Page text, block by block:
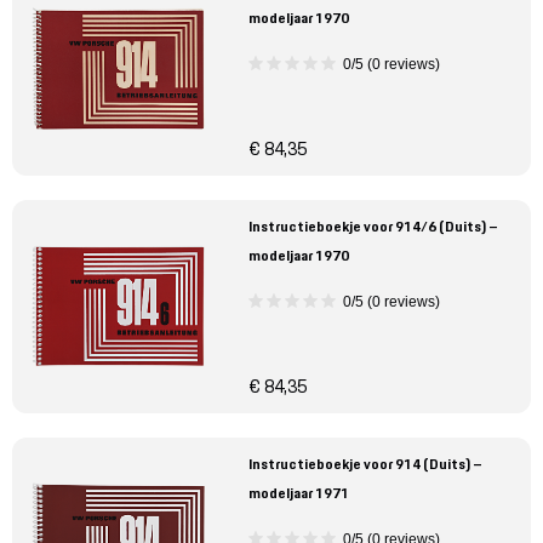
modeljaar 1970
0/5 (0 reviews)
€ 84,35
Instructieboekje voor 914/6 (Duits) –
modeljaar 1970
0/5 (0 reviews)
€ 84,35
Instructieboekje voor 914 (Duits) –
modeljaar 1971
0/5 (0 reviews)